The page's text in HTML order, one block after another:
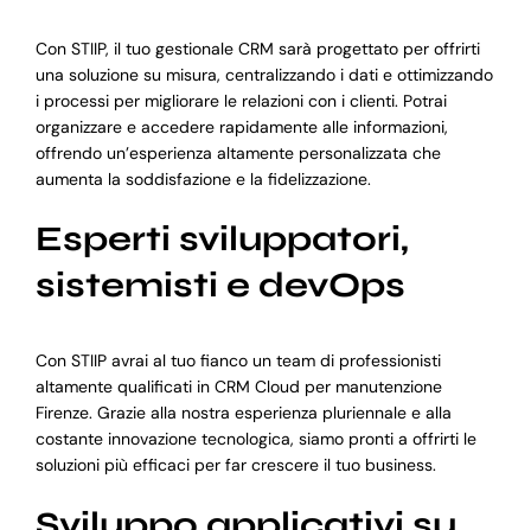
Con STIIP, il tuo gestionale CRM sarà progettato per offrirti
una soluzione su misura, centralizzando i dati e ottimizzando
i processi per migliorare le relazioni con i clienti. Potrai
organizzare e accedere rapidamente alle informazioni,
offrendo un’esperienza altamente personalizzata che
aumenta la soddisfazione e la fidelizzazione.
Esperti sviluppatori,
sistemisti e devOps
Con STIIP avrai al tuo fianco un team di professionisti
altamente qualificati in CRM Cloud per manutenzione
Firenze. Grazie alla nostra esperienza pluriennale e alla
costante innovazione tecnologica, siamo pronti a offrirti le
soluzioni più efficaci per far crescere il tuo business.